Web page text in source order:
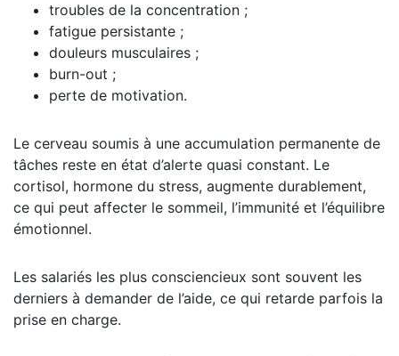
troubles de la concentration ;
fatigue persistante ;
douleurs musculaires ;
burn-out ;
perte de motivation.
Le cerveau soumis à une accumulation permanente de
tâches reste en état d’alerte quasi constant. Le
cortisol, hormone du stress, augmente durablement,
ce qui peut affecter le sommeil, l’immunité et l’équilibre
émotionnel.
Les salariés les plus consciencieux sont souvent les
derniers à demander de l’aide, ce qui retarde parfois la
prise en charge.